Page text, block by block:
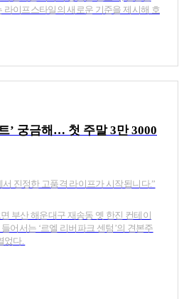
라이프스타일의 새로운 기준을 제시해 호
’ 궁금해… 첫 주말 3만 3000
진정한 고품격 라이프가 시작됩니다.”
부산 해운대구 재송동 옛 한진 컨테이
어서는 ‘르엘 리버파크 센텀’의 견본주
었다.​